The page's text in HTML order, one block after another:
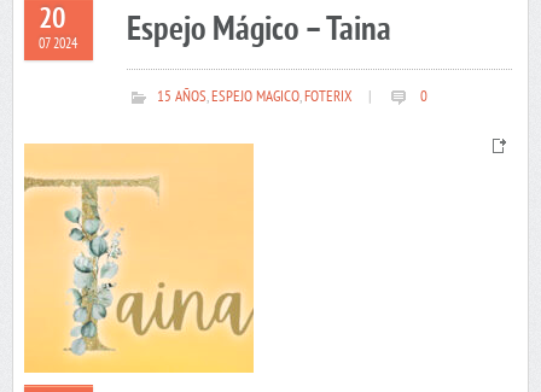
20
07 2024 Espejo Mágico – Taina
15 AÑOS,ESPEJO MAGICO,FOTERIX 0